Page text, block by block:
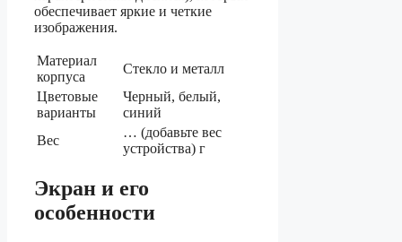
обеспечивает яркие и четкие
изображения.
Материал
корпуса
Стекло и металл
Цветовые
варианты
Черный, белый,
синий
Вес
… (добавьте вес
устройства) г
Экран и его
особенности